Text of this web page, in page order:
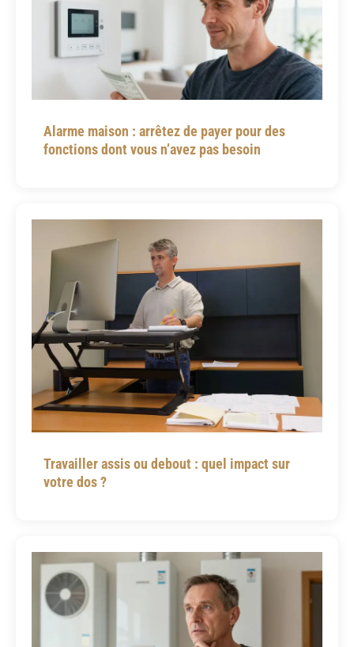
Alarme maison : arrêtez de payer pour des
fonctions dont vous n’avez pas besoin
Travailler assis ou debout : quel impact sur
votre dos ?